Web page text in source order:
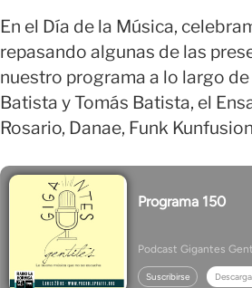
En el Día de la Música,
repasando algunas de las
nuestro programa a lo largo
Batista y Tomás Batista, el
Rosario, Danae, Funk